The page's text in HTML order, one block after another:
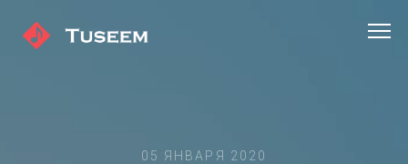
05 ЯНВАРЯ 2020